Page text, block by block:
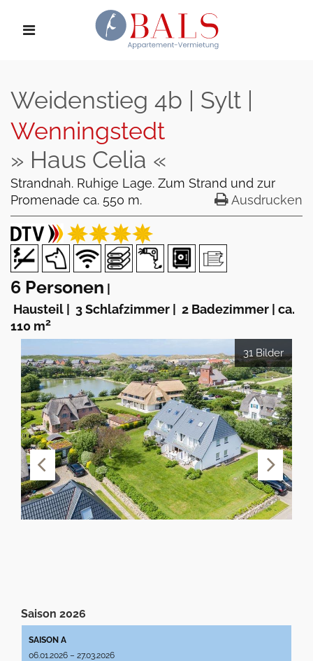
Weidenstieg 4b | Sylt |
Wenningstedt
» Haus Celia «
Strandnah. Ruhige Lage. Zum Strand und zur
Promenade ca. 550 m.
Ausdrucken
6 Personen
Hausteil
3 Schlafzimmer 2 Badezimmer
ca.
110 m2
31 Bilder
Saison 2026
SAISON A
06.01.2026 – 27.03.2026